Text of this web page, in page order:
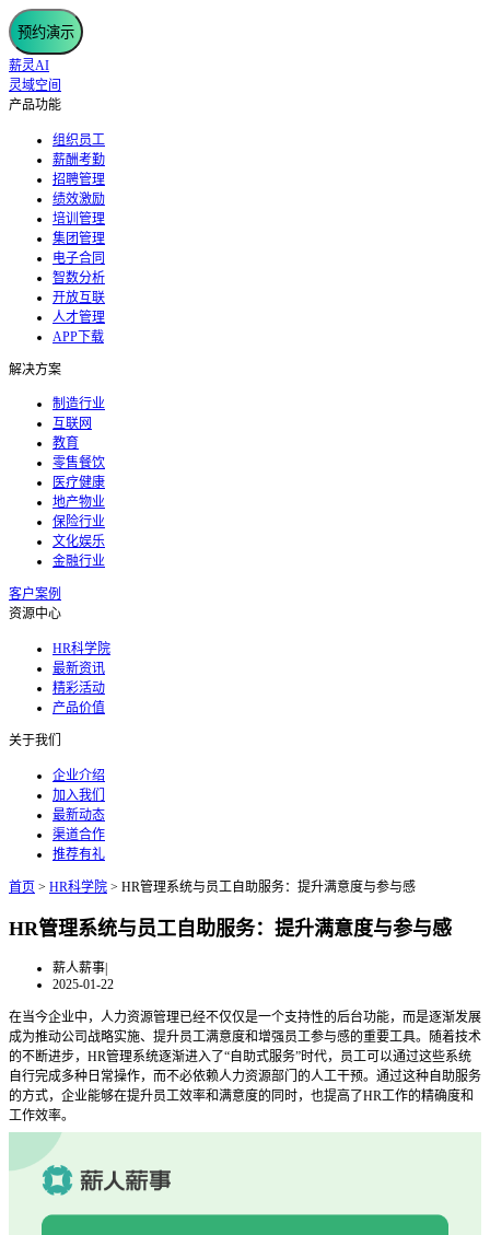
预约演示
薪灵AI
灵域空间
产品功能
组织员工
薪酬考勤
招聘管理
绩效激励
培训管理
集团管理
电子合同
智数分析
开放互联
人才管理
APP下载
解决方案
制造行业
互联网
教育
零售餐饮
医疗健康
地产物业
保险行业
文化娱乐
金融行业
客户案例
资源中心
HR科学院
最新资讯
精彩活动
产品价值
关于我们
企业介绍
加入我们
最新动态
渠道合作
推荐有礼
首页 > HR科学院 > HR管理系统与员工自助服务：提升满意度与参与感
HR管理系统与员工自助服务：提升满意度与参与感
薪人薪事|
2025-01-22
在当今企业中，人力资源管理已经不仅仅是一个支持性的后台功能，而是逐渐发展
成为推动公司战略实施、提升员工满意度和增强员工参与感的重要工具。随着技术
的不断进步， HR管理系统逐渐进入了“自助式服务”时代，员工可以通过这些系统
自行完成多种日常操作，而不必依赖人力资源部门的人工干预。通过这种自助服务
的方式，企业能够在提升员工效率和满意度的同时，也提高了HR工作的精确度和
工作效率。